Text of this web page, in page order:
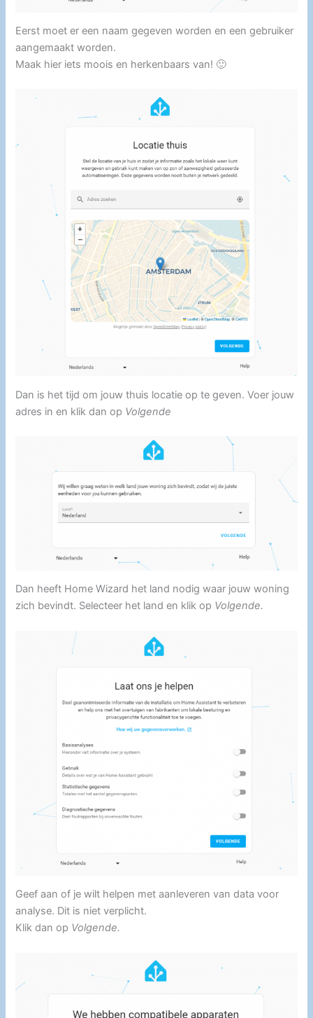
Eerst moet er een naam gegeven worden en een gebruiker
aangemaakt worden.
Maak hier iets moois en herkenbaars van! 🙂
Dan is het tijd om jouw thuis locatie op te geven. Voer jouw
adres in en klik dan op Volgende
Dan heeft Home Wizard het land nodig waar jouw woning
zich bevindt. Selecteer het land en klik op Volgende.
Geef aan of je wilt helpen met aanleveren van data voor
analyse. Dit is niet verplicht.
Klik dan op Volgende.